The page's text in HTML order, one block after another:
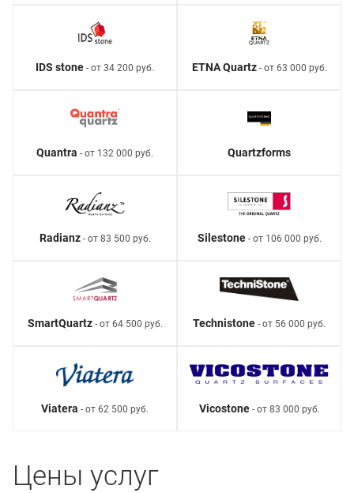
IDS stone - от 34 200 руб. ETNA Quartz- от 63 000 руб.
Quantra - от 132 000 руб. Quartzforms
Radianz- от 83 500 руб. Silestone- от 106 000 руб.
SmartQuartz- от 64 500 руб. Technistone - от 56 000 руб.
Viatera - от 62 500 руб. Vicostone- от 83 000 руб.
Цены услуг